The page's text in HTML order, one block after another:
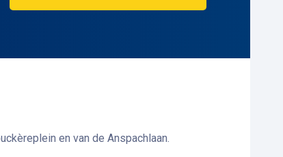
en van de Anspachlaan.